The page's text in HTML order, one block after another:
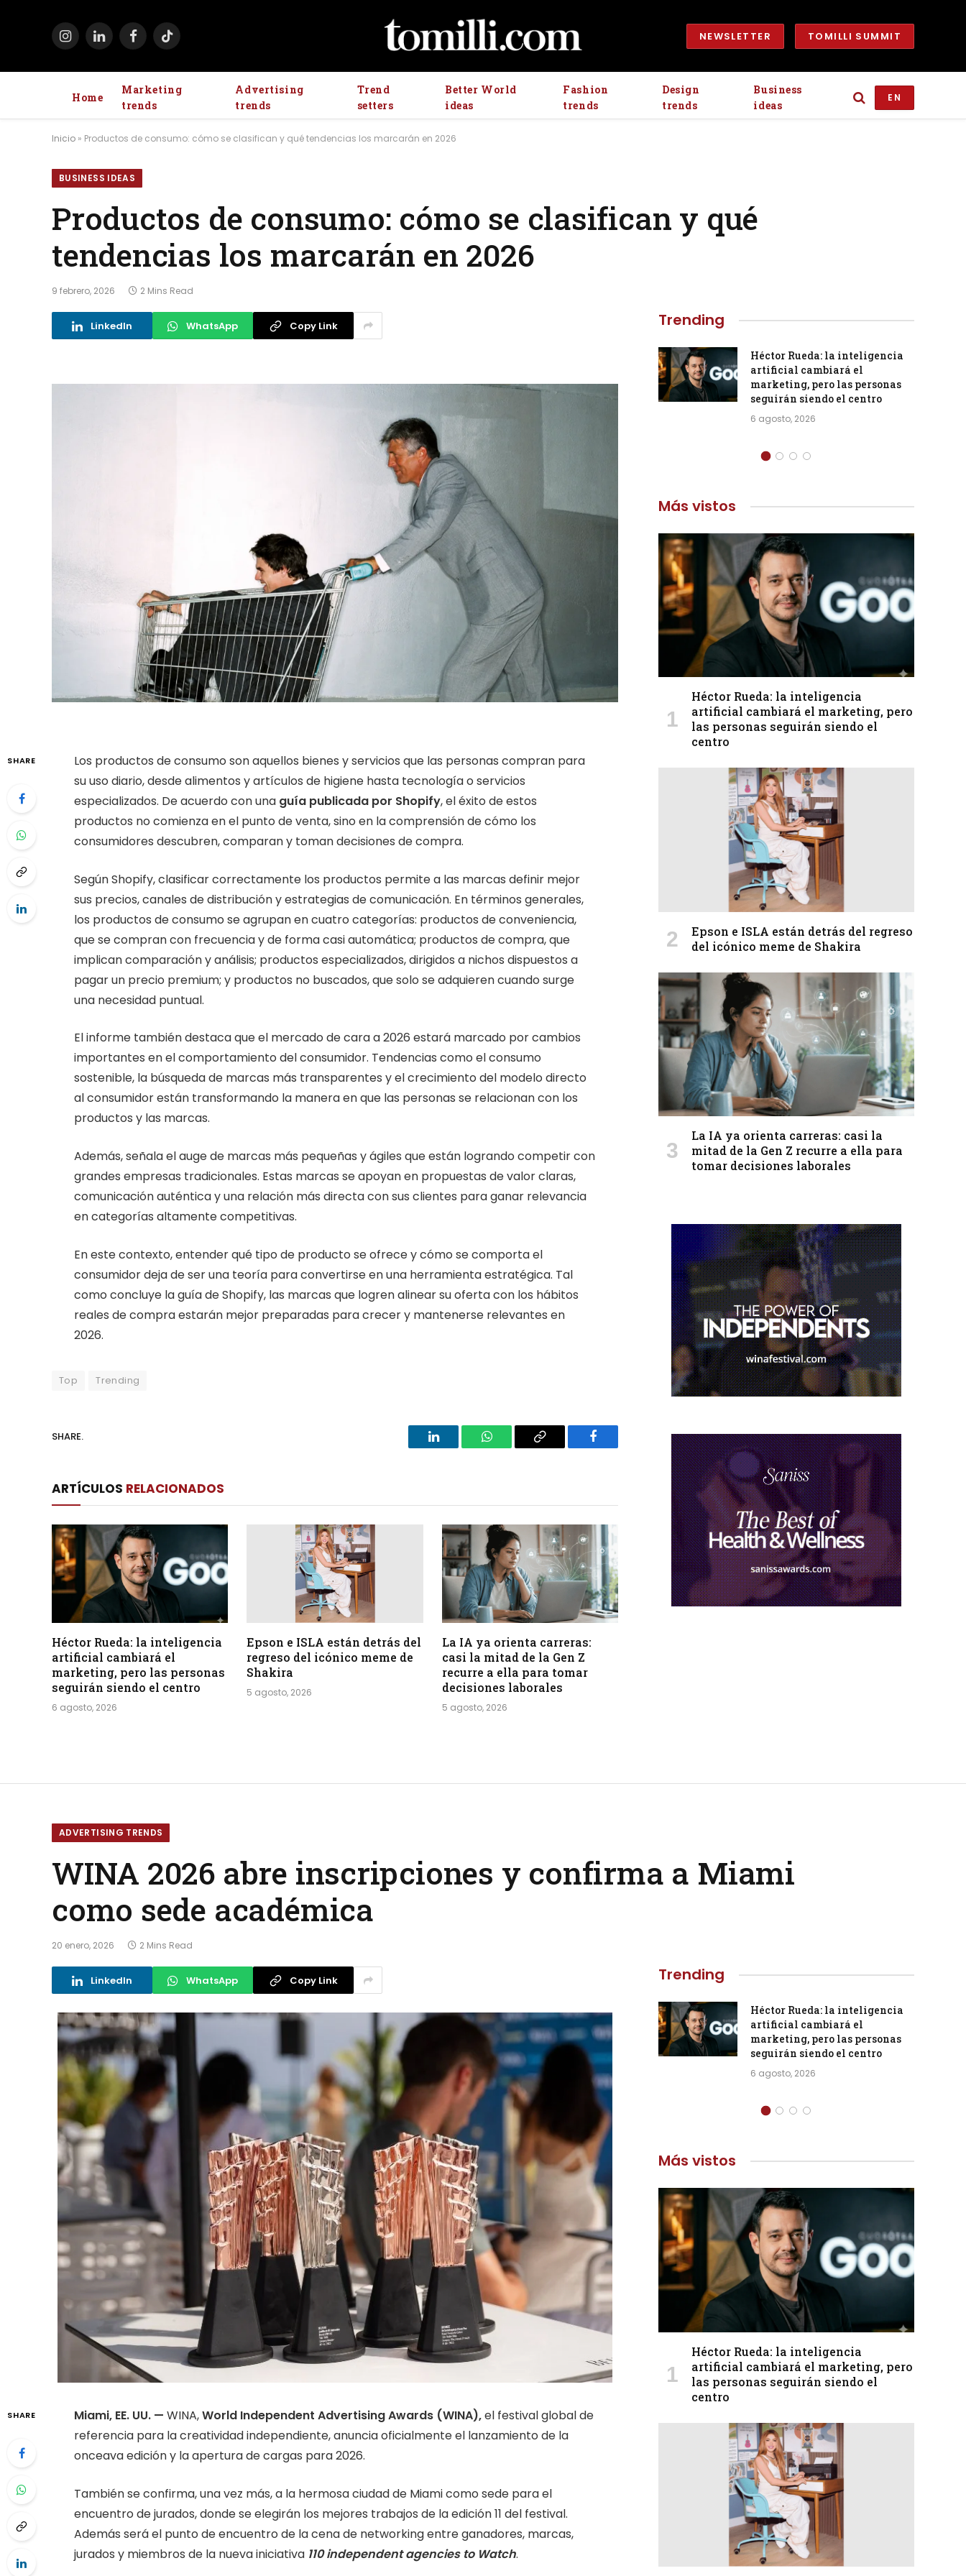
InstagramLinkedInFacebook
TikTok NEWSLETTER TOMILLI SUMMIT
Home
Marketing
trends
Advertising
trends
Trend
setters
Better World
ideas
Fashion
trends
Design
trends
Business
ideas
EN
Inicio » Productos de consumo: cómo se clasifican y qué tendencias los marcarán en 2026
BUSINESS IDEAS
Productos de consumo: cómo se clasifican y qué
tendencias los marcarán en 2026
9 febrero, 2026 2 Mins Read
LinkedIn WhatsApp Copy Link
SHARE
Los productos de consumo son aquellos bienes y servicios que las personas compran para
su uso diario, desde alimentos y artículos de higiene hasta tecnología o servicios
especializados. De acuerdo con una guía publicada por Shopify, el éxito de estos
productos no comienza en el punto de venta, sino en la comprensión de cómo los
consumidores descubren, comparan y toman decisiones de compra.
Según Shopify, clasificar correctamente los productos permite a las marcas definir mejor
sus precios, canales de distribución y estrategias de comunicación. En términos generales,
los productos de consumo se agrupan en cuatro categorías: productos de conveniencia,
que se compran con frecuencia y de forma casi automática; productos de compra, que
implican comparación y análisis; productos especializados, dirigidos a nichos dispuestos a
pagar un precio premium; y productos no buscados, que solo se adquieren cuando surge
una necesidad puntual.
El informe también destaca que el mercado de cara a 2026 estará marcado por cambios
importantes en el comportamiento del consumidor. Tendencias como el consumo
sostenible, la búsqueda de marcas más transparentes y el crecimiento del modelo directo
al consumidor están transformando la manera en que las personas se relacionan con los
productos y las marcas.
Además, señala el auge de marcas más pequeñas y ágiles que están logrando competir con
grandes empresas tradicionales. Estas marcas se apoyan en propuestas de valor claras,
comunicación auténtica y una relación más directa con sus clientes para ganar relevancia
en categorías altamente competitivas.
En este contexto, entender qué tipo de producto se ofrece y cómo se comporta el
consumidor deja de ser una teoría para convertirse en una herramienta estratégica. Tal
como concluye la guía de Shopify, las marcas que logren alinear su oferta con los hábitos
reales de compra estarán mejor preparadas para crecer y mantenerse relevantes en
2026.
Top Trending
SHARE.
LinkedIn WhatsAppCopy
Facebook
ARTÍCULOS RELACIONADOS
Héctor Rueda: la inteligencia
artificial cambiará el
marketing, pero las personas
seguirán siendo el centro
6 agosto, 2026
Epson e ISLA están detrás del
regreso del icónico meme de
Shakira
5 agosto, 2026
La IA ya orienta carreras:
casi la mitad de la Gen Z
recurre a ella para tomar
decisiones laborales
5 agosto, 2026
Trending
ansiedad de los usuarios
3 agosto, 2026
Héctor Rueda: la inteligencia
artificial cambiará el
marketing, pero las personas
seguirán siendo el centro
6 agosto, 2026
Más vistos
Héctor Rueda: la inteligencia
artificial cambiará el marketing, pero
las personas seguirán siendo el
centro
Epson e ISLA están detrás del regreso
del icónico meme de Shakira
La IA ya orienta carreras: casi la
mitad de la Gen Z recurre a ella para
tomar decisiones laborales
ADVERTISING TRENDS
WINA 2026 abre inscripciones y confirma a Miami
como sede académica
20 enero, 2026 2 Mins Read
LinkedIn WhatsApp Copy Link
SHARE Miami, EE. UU. — WINA,World Independent Advertising Awards (WINA),el festival global de
referencia para la creatividad independiente, anuncia oficialmente el lanzamiento de la
onceava edición y la apertura de cargas para 2026.
También se confirma, una vez más, a la hermosa ciudad de Miami como sede para el
encuentro de jurados, donde se elegirán los mejores trabajos de la edición 11 del festival.
Además será el punto de encuentro de la cena de networking entre ganadores, marcas,
jurados y miembros de la nueva iniciativa 110 independent agencies to Watch.
Trending
La competencia en redes
sociales y su relación con la
ansiedad de los usuarios
3 agosto, 2026
Héctor Rueda: la inteligencia
artificial cambiará el
marketing, pero las personas
seguirán siendo el centro
6 agosto, 2026
Más vistos
Héctor Rueda: la inteligencia
artificial cambiará el marketing, pero
las personas seguirán siendo el
centro